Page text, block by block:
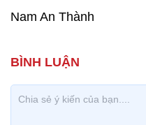
Nam An Thành